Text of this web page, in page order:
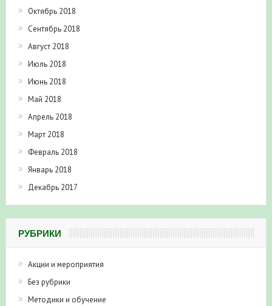
Октябрь 2018
Сентябрь 2018
Август 2018
Июль 2018
Июнь 2018
Май 2018
Апрель 2018
Март 2018
Февраль 2018
Январь 2018
Декабрь 2017
РУБРИКИ
Акции и мероприятия
Без рубрики
Методики и обучение